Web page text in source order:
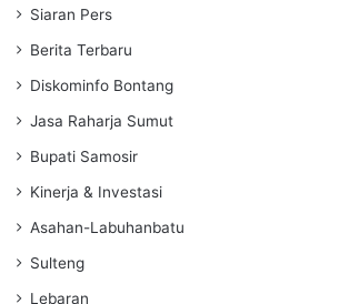
Siaran Pers
Berita Terbaru
Diskominfo Bontang
Jasa Raharja Sumut
Bupati Samosir
Kinerja & Investasi
Asahan-Labuhanbatu
Sulteng
Lebaran